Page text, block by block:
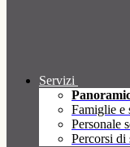
Servizi
Famiglie e
Personale
Percorsi di